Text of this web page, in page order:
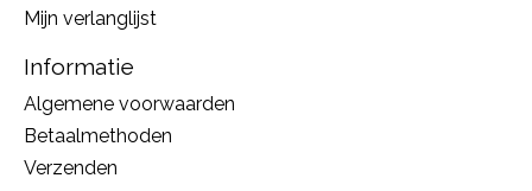
Mijn verlanglijst
Informatie
Algemene voorwaarden
Betaalmethoden
Verzenden